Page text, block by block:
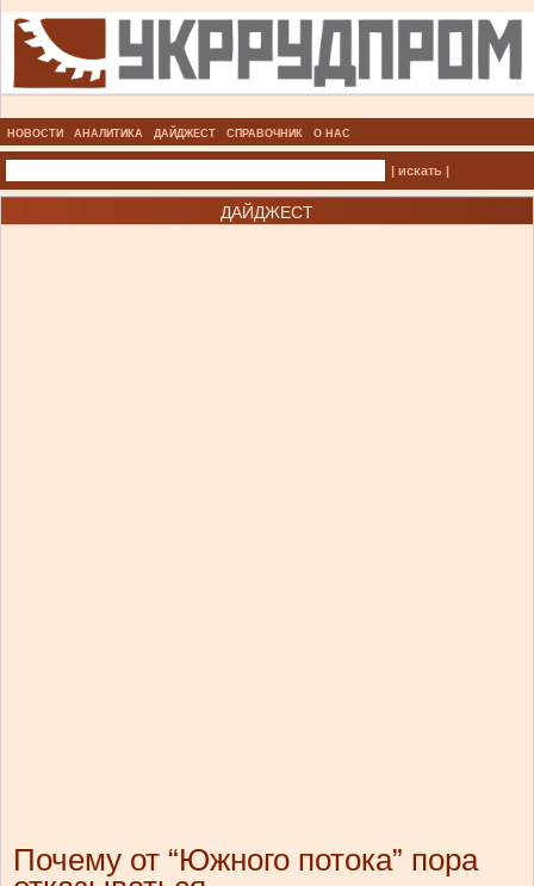
НОВОСТИ АНАЛИТИКА ДАЙДЖЕСТ СПРАВОЧНИК О НАС
| искать |
ДАЙДЖЕСТ
Почему от “Южного потока” пора